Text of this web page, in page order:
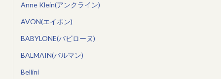
Anne Klein(アンクライン)
AVON(エイボン)
BABYLONE(バビローヌ)
BALMAIN(バルマン)
Bellini